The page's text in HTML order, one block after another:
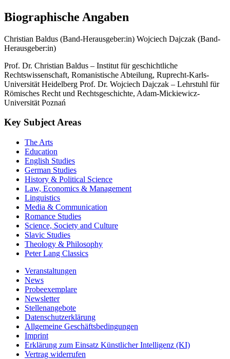
Biographische Angaben
Christian Baldus (Band-Herausgeber:in) Wojciech Dajczak (Band-
Herausgeber:in)
Prof. Dr. Christian Baldus – Institut für geschichtliche
Rechtswissenschaft, Romanistische Abteilung, Ruprecht-Karls-
Universität Heidelberg Prof. Dr. Wojciech Dajczak – Lehrstuhl für
Römisches Recht und Rechtsgeschichte, Adam-Mickiewicz-
Universität Poznań
Key Subject Areas
The Arts
Education
English Studies
German Studies
History & Political Science
Law, Economics & Management
Linguistics
Media & Communication
Romance Studies
Science, Society and Culture
Slavic Studies
Theology & Philosophy
Peter Lang Classics
Veranstaltungen
News
Probeexemplare
Newsletter
Stellenangebote
Datenschutzerklärung
Allgemeine Geschäftsbedingungen
Imprint
Erklärung zum Einsatz Künstlicher Intelligenz (KI)
Vertrag widerrufen